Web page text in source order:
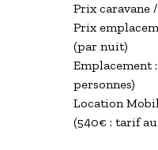
Prix caravane
Prix
(par nuit)
Emplacement
personnes)
Location
(540€ : tarif